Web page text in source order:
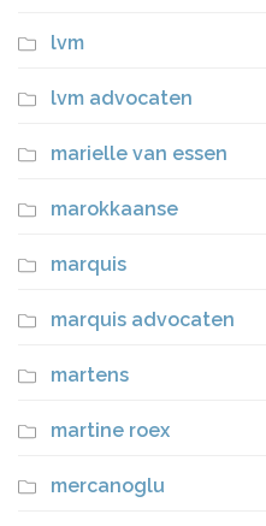
lvm
lvm advocaten
marielle van essen
marokkaanse
marquis
marquis advocaten
martens
martine roex
mercanoglu